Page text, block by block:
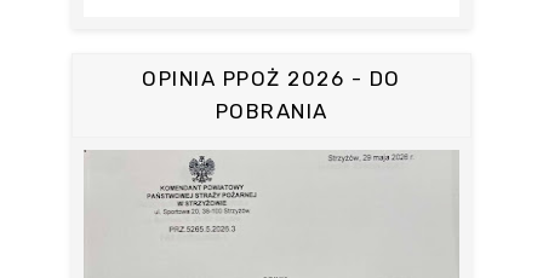
OPINIA PPOŻ 2026 - DO
POBRANIA